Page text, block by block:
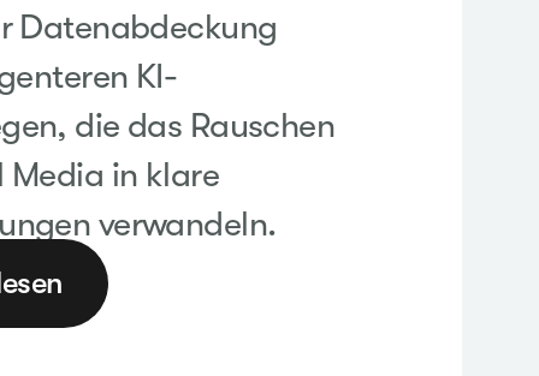
Datenabdeckung
KI-
die das Rauschen
Media in klare
verwandeln.